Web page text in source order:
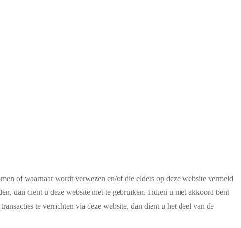
of waarnaar wordt verwezen en/of die elders op deze website vermeld
dan dient u deze website niet te gebruiken. Indien u niet akkoord bent
te verrichten via deze website, dan dient u het deel van de